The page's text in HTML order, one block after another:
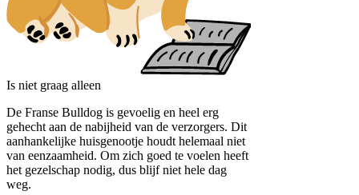
Is niet graag alleen
De Franse Bulldog is gevoelig en heel erg
gehecht aan de nabijheid van de verzorgers. Dit
aanhankelijke huisgenootje houdt helemaal niet
van eenzaamheid. Om zich goed te voelen heeft
het gezelschap nodig, dus blijf niet hele dag
weg.